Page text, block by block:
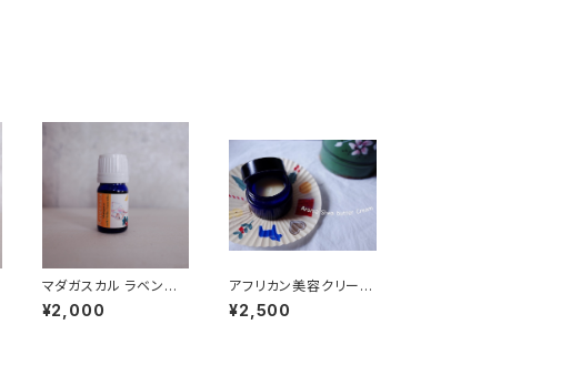
マダガスカル ラベンサラ
精油 5ml オーガニック
¥2,000
アフリカン美容クリーム
（シアバター + バオバブ
オイル + マダガスカル
¥2,500